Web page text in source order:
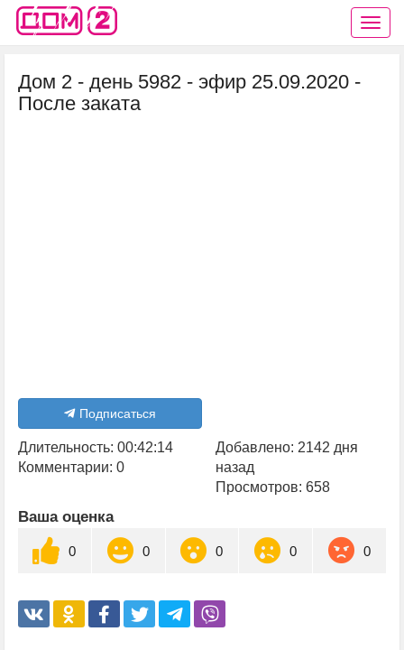
Дом 2 - день 5982 - эфир 25.09.2020 -
После заката
Подписаться
Длительность: 00:42:14
Комментарии: 0
Добавлено: 2142 дня
назад
Просмотров: 658
Ваша оценка
0 0 0 0 0